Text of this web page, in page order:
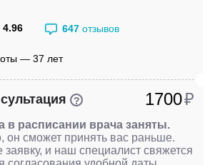
4.96 647 отзывов
— 37 лет
? 1700₽
в расписании врача заняты.
он сможет принять вас раньше.
заявку, и наш специалист свяжется